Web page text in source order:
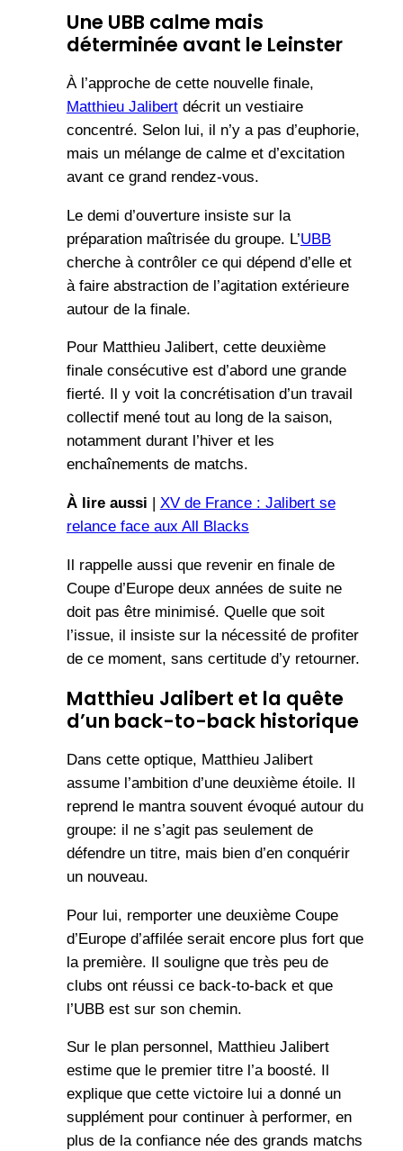
Une UBB calme mais
déterminée avant le Leinster
À l’approche de cette nouvelle finale,
Matthieu Jalibertdécrit un vestiaire
concentré. Selon lui, il n’y a pas d’euphorie,
mais un mélange de calme et d’excitation
avant ce grand rendez-vous.
Le demi d’ouverture insiste sur la
préparation maîtrisée du groupe. L’UBB
cherche à contrôler ce qui dépend d’elle et
à faire abstraction de l’agitation extérieure
autour de la finale.
Pour Matthieu Jalibert, cette deuxième
finale consécutive est d’abord une grande
fierté. Il y voit la concrétisation d’un travail
collectif mené tout au long de la saison,
notamment durant l’hiver et les
enchaînements de matchs.
À lire aussi | XV de France : Jalibert se
relance face aux All Blacks
Il rappelle aussi que revenir en finale de
Coupe d’Europe deux années de suite ne
doit pas être minimisé. Quelle que soit
l’issue, il insiste sur la nécessité de profiter
de ce moment, sans certitude d’y retourner.
Matthieu Jalibert et la quête
d’un back-to-back historique
Dans cette optique, Matthieu Jalibert
assume l’ambition d’une deuxième étoile. Il
reprend le mantra souvent évoqué autour du
groupe: il ne s’agit pas seulement de
défendre un titre, mais bien d’en conquérir
un nouveau.
Pour lui, remporter une deuxième Coupe
d’Europe d’affilée serait encore plus fort que
la première. Il souligne que très peu de
clubs ont réussi ce back-to-back et que
l’UBB est sur son chemin.
Sur le plan personnel, Matthieu Jalibert
estime que le premier titre l’a boosté. Il
explique que cette victoire lui a donné un
supplément pour continuer à performer, en
plus de la confiance née des grands matchs